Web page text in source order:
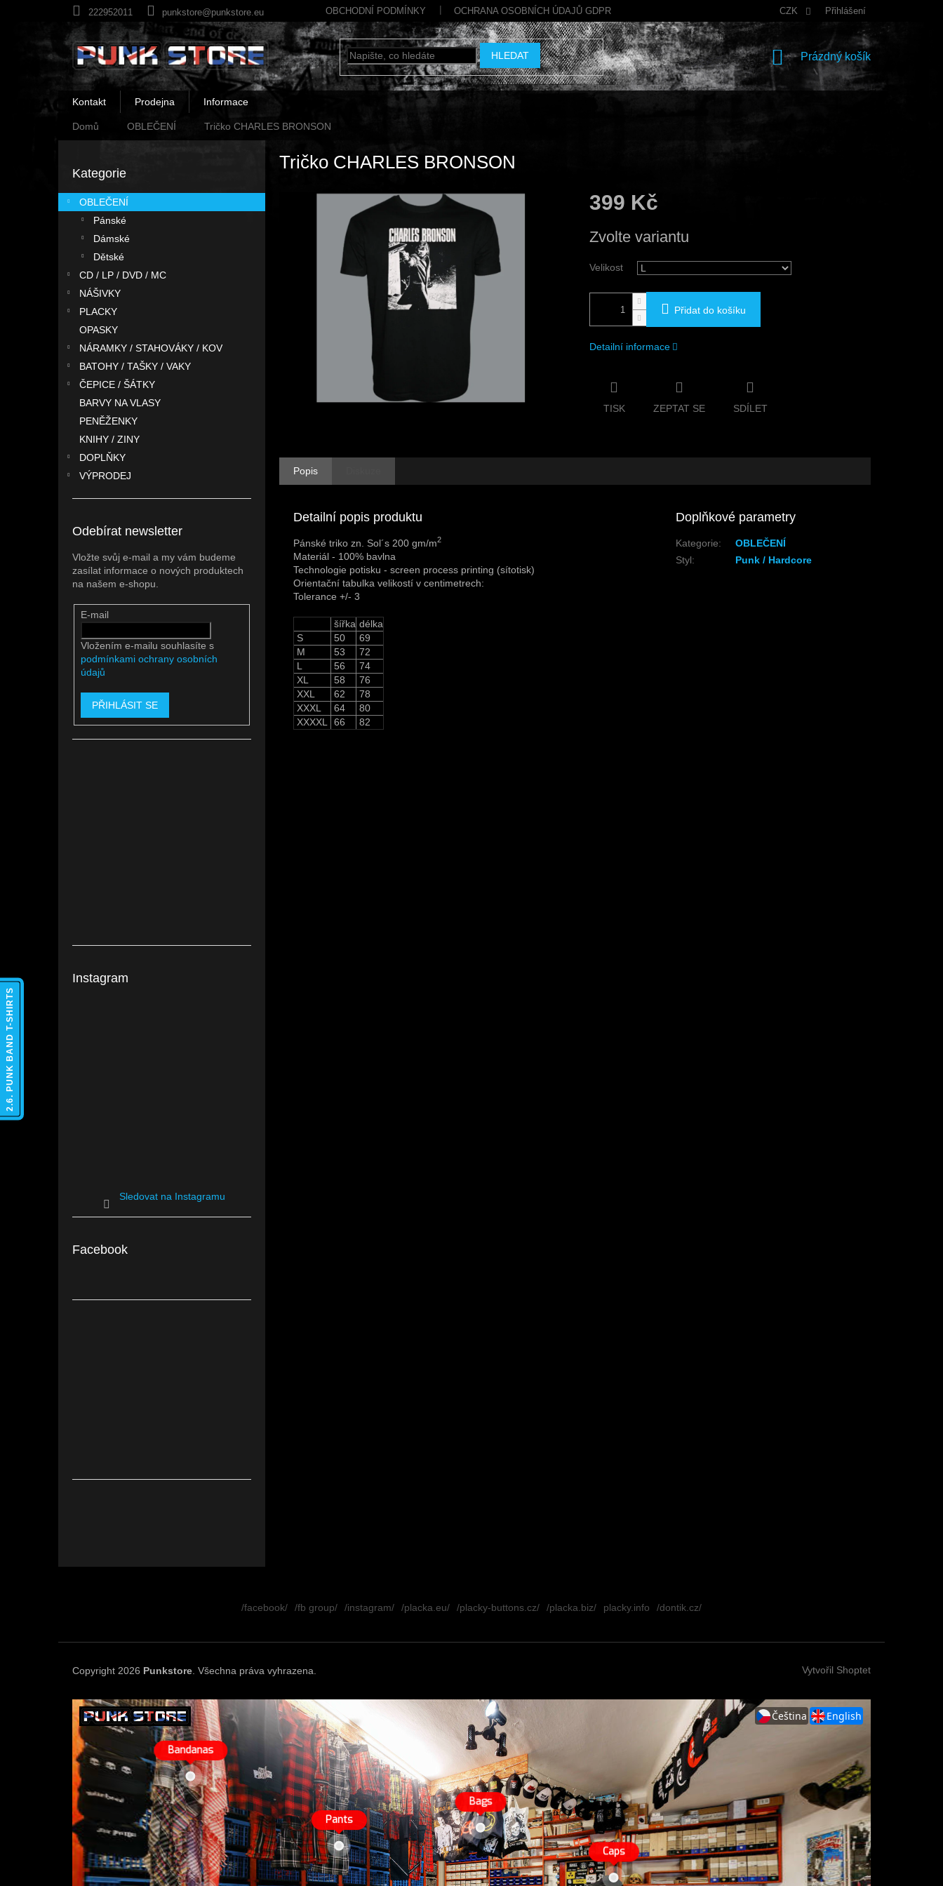
222952011 punkstore@punkstore.eu OBCHODNÍ PODMÍNKY OCHRANA OSOBNÍCH ÚDAJŮ GDPR CZK Přihlášení
HLEDAT
NÁKUPNÍ
KOŠÍK
Prázdný košík
Kontakt Prodejna Informace
Domů OBLEČENÍ Tričko CHARLES BRONSON
t
r
Přeskočit
Kategorie
OBLEČENÍ
Pánské
Dámské
Dětské
CD / LP / DVD / MC
NÁŠIVKY
PLACKY
OPASKY
NÁRAMKY / STAHOVÁKY / KOV
BATOHY / TAŠKY / VAKY
ČEPICE / ŠÁTKY
BARVY NA VLASY
PENĚŽENKY
KNIHY / ZINY
DOPLŇKY
VÝPRODEJ
Odebírat newsletter
Vložte svůj e-mail a my vám budeme
zasílat informace o nových produktech
na našem e-shopu.
E-mail
Vložením e-mailu souhlasíte s
podmínkami ochrany osobních
údajů
PŘIHLÁSIT SE
Instagram
Sledovat na Instagramu
Facebook
Tričko CHARLES BRONSON
399 Kč
cena:
Zvolte variantu
Velikost
Přidat do košíku
Detailní informace
TISK ZEPTAT SE SDÍLET
Popis
Detailní popis produktu
Pánské triko zn. Sol´s 200 gm/m2
Materiál - 100% bavlna
Technologie potisku - screen process printing (sítotisk)
Orientační tabulka velikostí v centimetrech:
Tolerance +/- 3
šířka délka
S
50
69
M
53
72
L
56
74
XL
58
76
XXL
62
78
XXXL
64
80
XXXXL
66 82
Doplňkové parametry
Kategorie:
OBLEČENÍ
Styl: Punk / Hardcore
/facebook/ /fb group/ /instagram/ /placka.eu/ /placky-buttons.cz/ /placka.biz/ placky.info /dontik.cz/
Vytvořil Shoptet
Copyright 2026 Punkstore . Všechna práva vyhrazena.
2.6. PUNK BAND T-SHIRTS